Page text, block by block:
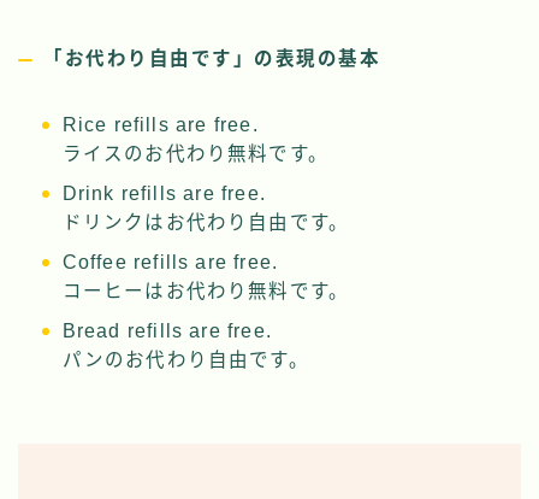
「お代わり自由です」の表現の基本
Rice refills are free.
ライスのお代わり無料です。
Drink refills are free.
ドリンクはお代わり自由です。
Coffee refills are free.
コーヒーはお代わり無料です。
Bread refills are free.
パンのお代わり自由です。